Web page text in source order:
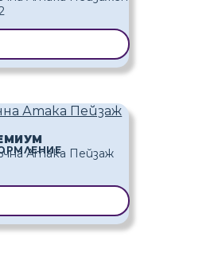
Атака Пейзаж